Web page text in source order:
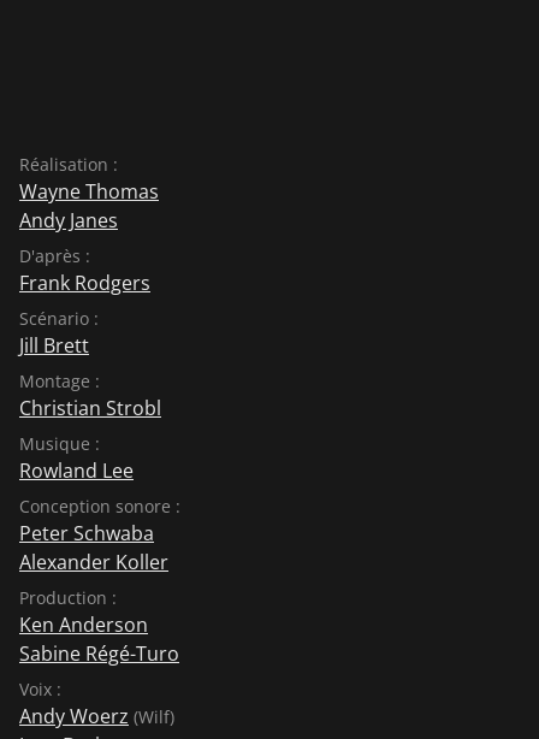
Réalisation :
Wayne Thomas
Andy Janes
D'après :
Frank Rodgers
Scénario :
Jill Brett
Montage :
Christian Strobl
Musique :
Rowland Lee
Conception sonore :
Peter Schwaba
Alexander Koller
Production :
Ken Anderson
Sabine Régé-Turo
Voix :
Andy Woerz (Wilf)